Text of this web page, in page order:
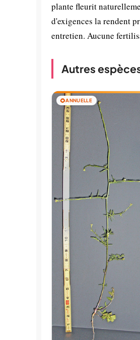
plante fleurit
d'exigences la rendent
entretien. Aucune
Autres
🌻ANNUELLE